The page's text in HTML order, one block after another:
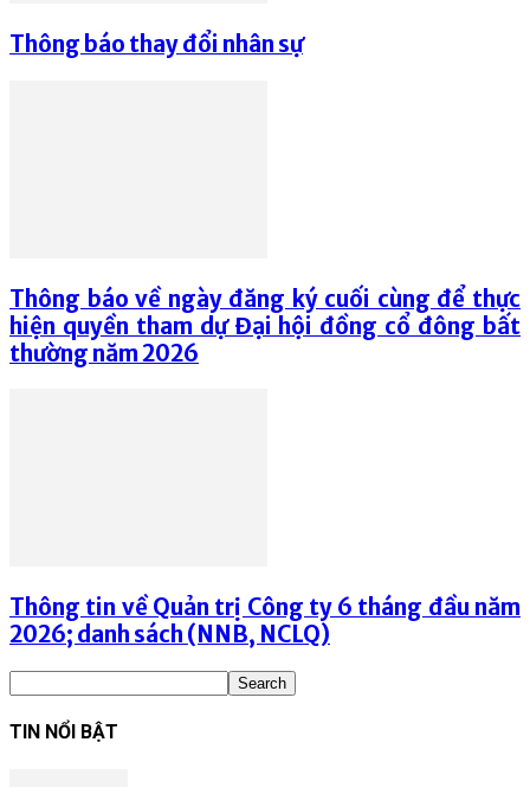
Thông báo thay đổi nhân sự
Thông báo về ngày đăng ký cuối cùng để thực
hiện quyền tham dự Đại hội đồng cổ đông bất
thường năm 2026
Thông tin về Quản trị Công ty 6 tháng đầu năm
2026; danh sách (NNB, NCLQ)
TIN NỔI BẬT